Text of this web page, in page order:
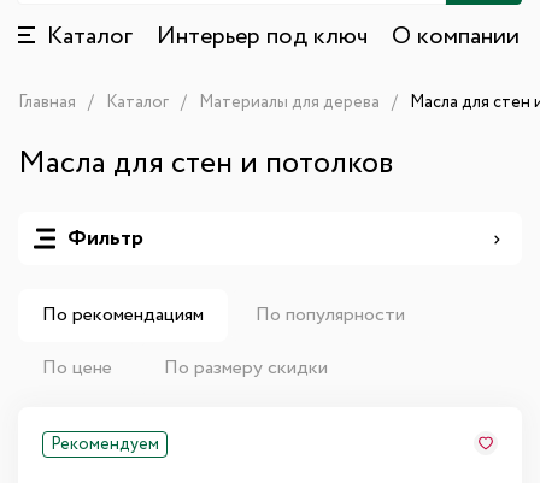
Каталог Интерьер под ключ О компании
Главная Каталог Материалы для дерева Масла для стен
Масла для стен и потолков
Фильтр
По рекомендациям По популярности
По цене По размеру скидки
Рекомендуем